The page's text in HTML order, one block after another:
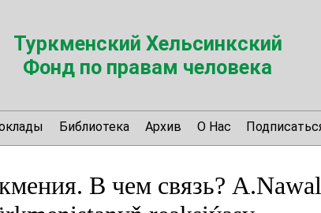
Туркменский Хельсинкский
Фонд по правам человека
Библиотека Архив О Нас
В чем связь?